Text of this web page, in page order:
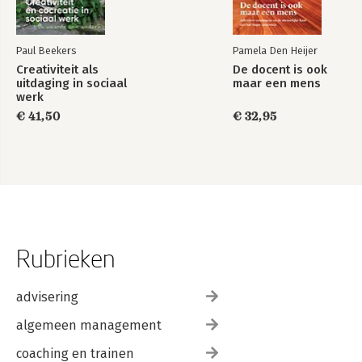
Paul Beekers
Creativiteit als
uitdaging in sociaal
werk
€ 41,50
Pamela Den Heijer
De docent is ook
maar een mens
€ 32,95
Rubrieken
advisering
algemeen management
coaching en trainen